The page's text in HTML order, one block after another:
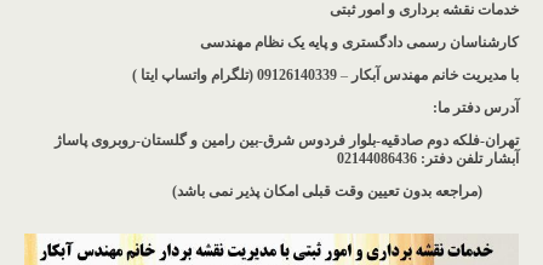
خدمات نقشه برداری و امور ثبتی
کارشناسان رسمی دادگستری و پایه یک نظام مهندسی
با مدیریت خانم مهندس آبکار – 09126140339 (تلگرام واتساپ ایتا )
آدرس دفتر ما:
تهران-فلکه دوم صادقیه-بلوار فردوس شرق-بین رامین و گلستان-روبروی پاساژ
آبشار تلفن دفتر: 02144086436
(مراجعه بدون تعیین وقت قبلی امکان پذیر نمی باشد)